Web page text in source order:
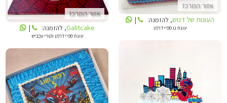
אזור המרכז
Galitcake, להזמנה: |
עוגת ספיידרמן וקורי עכביש
אזור המרכז
העוגות של דנוש, להזמנה: |
עוגת גן ספיידרמן
שולמית כהן